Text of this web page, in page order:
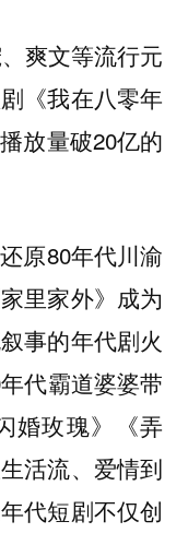
爽文等流行元
《我在八零年
放量破20亿的
原80年代川渝
里家外》成为
事的年代剧火
代霸道婆婆带
婚玫瑰》《弄
活流、爱情到
代短剧不仅创